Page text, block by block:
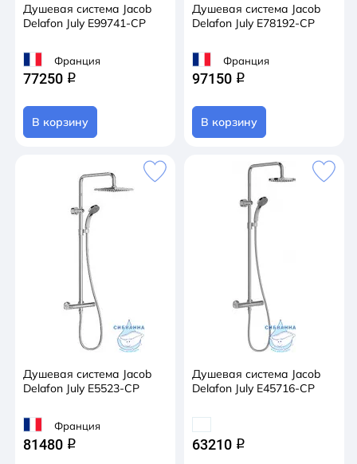
Душевая система Jacob
Delafon July E99741-CP
Франция
77250 q
В корзину
Душевая система Jacob
Delafon July E78192-CP
Франция
97150 q
В корзину
Душевая система Jacob
Delafon July E5523-CP
Франция
81480 q
Душевая система Jacob
Delafon July E45716-CP
63210 q